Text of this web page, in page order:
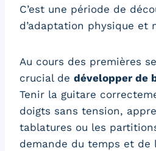
C’est une période de
d’adaptation physique et
Au cours des premières
crucial de développer de
Tenir la guitare
doigts sans tension,
tablatures ou les
demande du temps et de